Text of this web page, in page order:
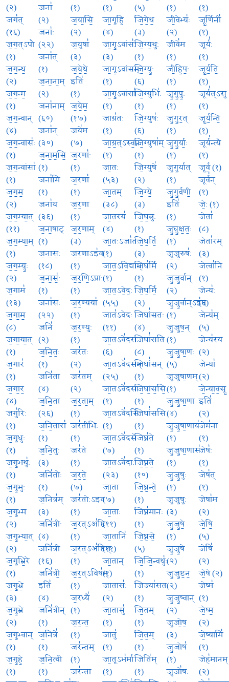
(२)
जग॑त्
(१६)
ज॒ग॒त्ऽपौ
(१)
ज॒ग॒न्थ॒
(२)
ज॒ग॒न्म॒
(१)
ज॒ग॒न्वान्
(४)
ज॒ग॒न्वांसः॑
(१)
ज॒ग॒न्वांसा॑
(१)
ज॒ग॒म॒
(२)
ज॒ग॒म्या॒त्
(११)
ज॒ग॒म्या॒म्
(१)
ज॒ग॒म्युः॒
(२)
ज॒गाम॑
(१३)
ज॒गा॒म॒
(८)
ज॒गा॒या॒त्
(१)
ज॒गार॑
(१)
ज॒गा॒र॒
(४)
जगु॑रिः
(१)
ज॒गृ॒धुः
(१)
ज॒गृ॒भथुः॑
(१)
ज॒गृ॒भुः
(१)
ज॒गृ॒भ्म
(२)
ज॒गृ॒भ्या॒त्
(२)
ज॒गृ॒भ्रि॒रे
(१)
ज॒गृ॒भ्रे॒
(३)
ज॒गृ॒भ्रे
(२)
ज॒गृ॒भ्वान्
(१)
ज॒गृ॒हे॒
(१)
जना॑
(२)
जनाः॑
(२२)
जना॑त्
(१)
ज॒ना॒ना॒म्
(२)
जना॑नाम्
(६०)
जना॑न्
(३०)
ज॒ना॒म॒सि॒
(१)
जना॑मि
(१)
जना॑य
(३६)
ज॒ना॒षाट्
(१)
ज॒ना॒सः॒
(१८)
ज॒ना॒सः॒॑
(१)
जना॑सः
(२२)
जनि॑
(२)
ज॒नि॒तः॒
(१)
जनि॑ता
(४)
ज॒नि॒ता
(२६)
ज॒नि॒तारा॑
(१)
ज॒नि॒तुः
(३)
जनि॑तोः
(१)
ज॒नित्र॑म्
(३)
जनि॑त्रीः
(४)
जनि॑त्री
(१६)
जनि॑त्री॒
इति॑
(४)
जनि॑त्रीन्
(१)
ज॒नित्रे॑
(१)
ज॒नि॒त्वी
(१)
(१)
ज॒या॒सि॒
(२)
ज॒युषा॑
(३)
ज॒ये॒थे॒
इति॑
(१)
ज॒ये॒म॒
(१७)
जये॑म
(७)
ज॒रणाः॑
(१)
ज॒रणा॑
(१)
ज॒र॒णा
(१)
ज॒र॒णाम्
(३)
ज॒र॒णाऽइ॑व
(१)
ज॒र॒णि॒ऽप्राः
(१)
ज॒र॒ण्यया॑
(१)
ज॒र॒ण्युः
(१)
जर॑तः
(२)
जर॑तम्
(२)
ज॒र॒ता॒म्
(१)
जर॑तीभिः
(१)
जर॑ते
(१)
ज॒र॒ते॒
(७)
जर॑तोःऽइव
(१)
ज॒रत्ऽअ॑ष्टिः
(१)
ज॒रत्ऽअ॑ष्टिम्
(१)
ज॒र॒त्ऽविष॑म्
(१)
ज॒रध्यै॑
(१)
ज॒र॒न्त॒
(१)
जर॑न्तम्
(१)
जर॑न्ता
(१)
जा॒गृ॒हि॒
(४)
जा॒गृ॒ऽवांसः॑
(३)
जा॒गृ॒ऽवांसम्
(१)
जा॒गृ॒ऽवांसा॑
(१)
जाग्र॑तः
(१)
जा॒ग्र॒त्ऽस्व॒प्नः
(१)
जा॒तः
(५३)
जा॒तम्
(३८)
जा॒तस्य॑
(४)
जा॒तःऽजा॑तः
(१)
जा॒त॒ऽवि॒द्याम्
(१)
जा॒त॒ऽवे॒दः॒
(५५)
जात॑ऽवेदः
(११)
जा॒तऽवे॑दसः
(६)
जा॒तऽवे॑दसम्
(२५)
जा॒तऽवे॑दसा
(१)
जा॒तऽवे॑दसि
(१)
जा॒तऽवे॑दसे
(७)
जा॒तऽवे॑दाः
(२३)
जा॒ता
(७)
जा॒ताः
(११)
जा॒तानि॑
(११)
जा॒तान्
(१)
जा॒तासः॑
(२)
जा॒तासु॑
(१)
जातु॑
(१)
जा॒तूऽभ॑र्मा
(१)
(५)
जि॒गे॒थ॒
(३)
जि॒ग्य॒थुः॒
(१)
जि॒ग्युः॒
(६)
जि॒ग्युभिः॑
(१)
जि॒ग्युषः॑
(६)
जि॒ग्युषा॑म्
(१)
जि॒ग्युषे॑
(२)
जि॒ग्ये॒
(३)
जि॒घ॒त्नुः
(१)
जि॒घ॒र्ति॒
(३)
जिघ॑र्मि
(१)
जि॒घ॒र्मि॒
(२)
जिघां॑सतः
(४)
जिघां॑सति
(८)
जिघां॑सन्
(१)
जि॒घां॒स॒सि॒
(१)
जिघां॑ससि
(१)
जिघ्न॑ते
(१)
जि॒घ्न॒ते॒
(१०)
जि॒घ्न॒न्ते॒
(१)
जिघ्न॑मानः
(१)
जि॒घ्न॒से॒
(५)
जि॒जि॒न्वथुः॑
(१)
जिज्या॑सतः
(१)
जि॒तम्
(१)
जि॒त॒म्
(१)
जिति॑म्
(१)
(१)
जी॒वेभ्यः॑
(२)
जीवे॑म
(१)
जी॒हि॒पः॒
(१)
जु॒गु॒पुः॒
(१)
जु॒गु॒र॒त्
(१)
जु॒गु॒र्याः॒
(१)
जु॒गु॒र्यात्
(१)
जु॒गु॒र्वणी॒
इति॑
(१)
जु॒घु॒क्ष॒तः॒
(१)
जु॒जु॒रुषः॑
(२)
जु॒जु॒र्वान्
(२)
जु॒जु॒र्वान्ऽइ॑व
(१)
जु॒जु॒ष॒न्
(१)
जु॒जु॒षा॒णः
(५)
जु॒जु॒षा॒णम्
(१)
जु॒जु॒षा॒णा
(४)
जु॒जु॒षा॒णाय॑
(१)
जु॒जु॒षा॒णासः॑
(१)
जु॒जु॒षुः
(१)
जु॒जु॒षुः॒
(३)
जु॒जु॒षे॒
(१)
जु॒जु॒षे
(२)
जु॒जु॒ष्ट॒न॒
(२)
जु॒जु॒ष्वान्
(२)
जु॒जो॒ष॒
(३)
जु॒जोष॑
(१)
जुजो॑षः
(१)
जू॒र्णिनी॑
(१)
जूर्यः॑
(१)
जू॒र्य॒ति॒
(१)
जूर्य॑त्ऽसु
(१)
जू॒र्य॒न्ति॒
(१)
जूर्य॑न्त्यै
(१)
जू॒र्व॒ (१)
जूर्व॑न्
(१)
जेः॒ (१)
जेता॑
(८)
जेता॑रम्
(३)
जेत्वा॑नि
(१)
जेन्यः॑
(६)
जेन्य॑म्
(५)
जेन्य॑स्य
(२)
जेन्या॑
(२)
जे॒न्या॒व॒सू॒
इति॑
(२)
जेम॑ना
(१)
जेषः॑
(१)
जेष॑त्
(१)
जेषा॑म
(२)
जे॒षि॒
(५)
जेषि॑
(२)
जे॒षे (२)
जेष्म॑
(१)
जे॒ष्म॒
(२)
जे॒ष्यामि॑
(१)
जेह॑मानम्
(२)